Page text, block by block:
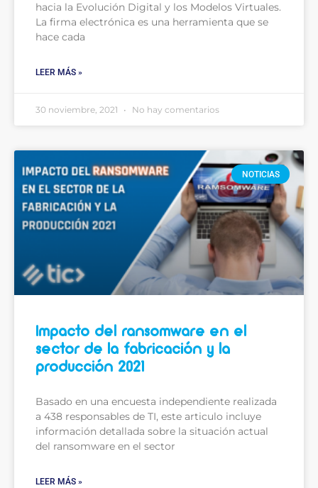
hacia la Evolución Digital y los Modelos Virtuales.
La firma electrónica es una herramienta que se
hace cada
LEER MÁS »
30 noviembre, 2021 No hay comentarios
NOTICIAS
Impacto del ransomware en el
sector de la fabricación y la
producción 2021
Basado en una encuesta independiente realizada
a 438 responsables de TI, este articulo incluye
información detallada sobre la situación actual
del ransomware en el sector
LEER MÁS »